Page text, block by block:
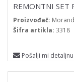
REMONTNI SET
Proizvođač:
Šifra artikla: 3318
Pošalji mi